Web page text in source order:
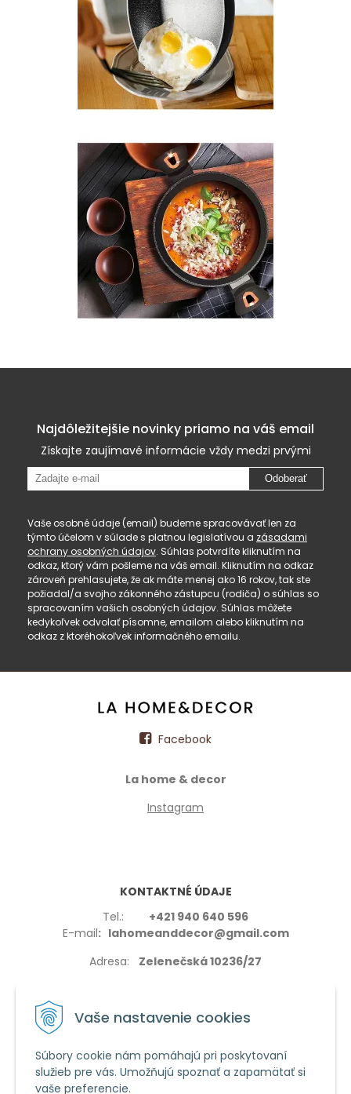
Vaše nastavenie cookies
Súbory cookie nám pomáhajú pri poskytovaní
služieb pre vás. Umožňujú spoznať a zapamätať si
vaše preferencie.
Najdôležitejšie novinky priamo na váš email
Získajte zaujímavé informácie vždy medzi prvými
Odoberať
Vaše osobné údaje (email) budeme spracovávať len za
týmto účelom v súlade s platnou legislatívou a zásadami
ochrany osobných údajov. Súhlas potvrdíte kliknutím na
odkaz, ktorý vám pošleme na váš email. Kliknutím na odkaz
zároveň prehlasujete, že ak máte menej ako 16 rokov, tak ste
požiadal/a svojho zákonného zástupcu (rodiča) o súhlas so
spracovaním vašich osobných údajov. Súhlas môžete
kedykoľvek odvolať písomne, emailom alebo kliknutím na
odkaz z ktoréhokoľvek informačného emailu.
Facebook
La home & decor
Instagram
KONTAKTNÉ ÚDAJE
Tel.: +421 940 640 596
E-mail: lahomeanddecor@gmail.com
Adresa: Zelenečská 10236/27
VŠETKO O NÁKUPE